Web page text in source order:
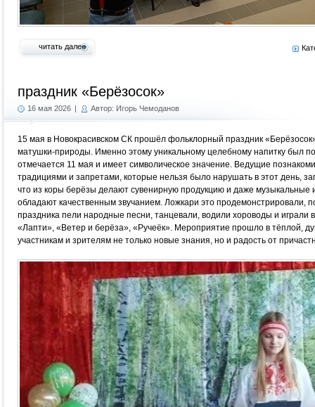
читать далее
праздник «Берёзосок»
16 мая 2026 | Автор: Игорь Чемоданов
15 мая в Новокрасивском СК прошёл фольклорный праздник
матушки-природы. Именно этому уникальному целебному напитку был
отмечается 11 мая и имеет символическое значение. Ведущие
традициями и запретами, которые нельзя было нарушать в этот день,
что из коры берёзы делают сувенирную продукцию и даже
обладают качественным звучанием. Ложкари это продемонстрировали,
праздника пели народные песни, танцевали, водили хороводы и играли
«Лапти», «Ветер и берёза», «Ручеёк». Мероприятие прошло в тёплой,
участникам и зрителям не только новые знания, но и радость от